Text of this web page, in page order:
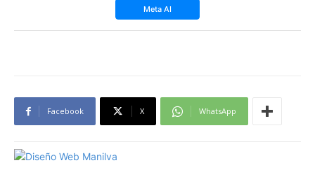
Meta AI
Facebook X WhatsApp